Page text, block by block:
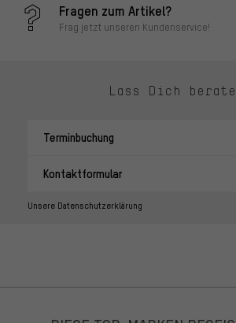
Fragen zum Artikel?
Frag jetzt unseren Kundenservice!
Lass Dich
Terminbuchung
Kontaktformular
Unsere Datenschutzerklärung